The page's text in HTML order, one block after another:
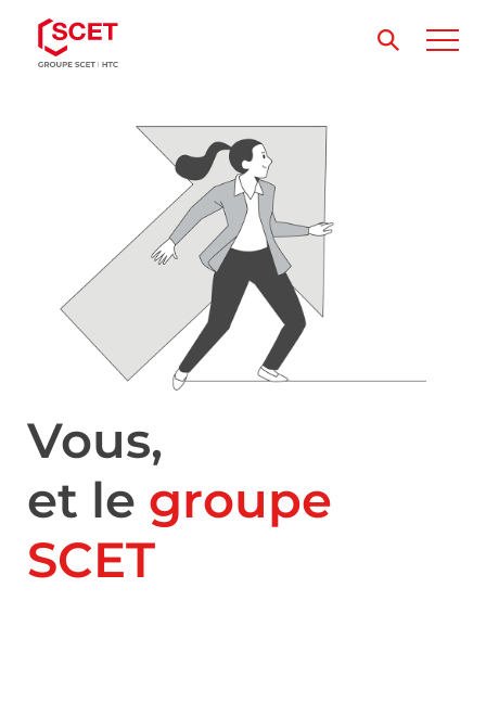
Vous,
et le groupe
SCET